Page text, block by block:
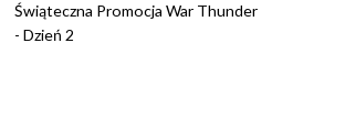
Świąteczna Promocja War Thunder
- Dzień 2